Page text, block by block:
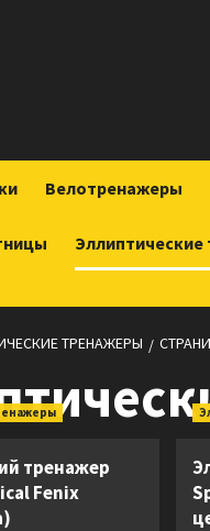
Велотренажеры
ТРЕНАЖЕРЫ
тренажер
Fenix